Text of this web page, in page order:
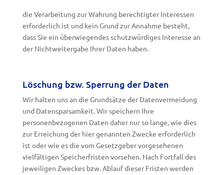
die Verarbeitung zur Wahrung berechtigter Interessen
erforderlich ist und kein Grund zur Annahme besteht,
dass Sie ein überwiegendes schutzwürdiges Interesse an
der Nichtweitergabe Ihrer Daten haben.
Löschung bzw. Sperrung der Daten
Wir halten uns an die Grundsätze der Datenvermeidung
und Datensparsamkeit. Wir speichern Ihre
personenbezogenen Daten daher nur so lange, wie dies
zur Erreichung der hier genannten Zwecke erforderlich
ist oder wie es die vom Gesetzgeber vorgesehenen
vielfältigen Speicherfristen vorsehen. Nach Fortfall des
jeweiligen Zweckes bzw. Ablauf dieser Fristen werden